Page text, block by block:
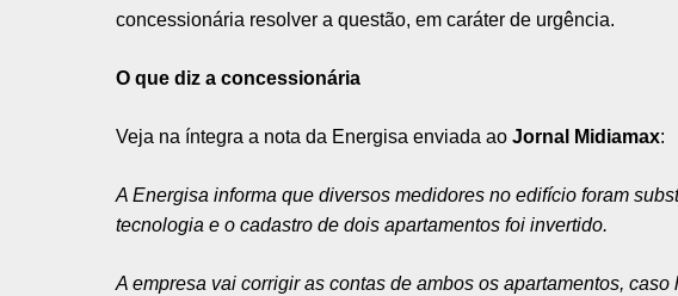
concessionária resolver a questão, em caráter de urgência.
O que diz a concessionária
Veja na íntegra a nota da Energisa enviada ao Jornal Midiamax:
A Energisa informa que diversos medidores no edifício foram
tecnologia e o cadastro de dois apartamentos foi invertido.
A empresa vai corrigir as contas de ambos os apartamentos,